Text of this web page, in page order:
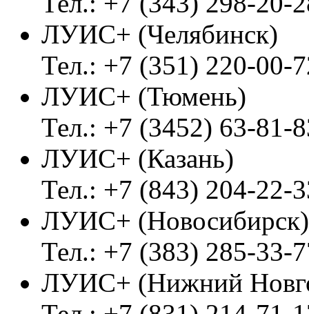
ЛУИС+ (Челябинск)
Тел.: +7 (351) 220-00-
ЛУИС+ (Тюмень)
Тел.: +7 (3452) 63-81-
ЛУИС+ (Казань)
Тел.: +7 (843) 204-22-
ЛУИС+ (Новосибирск)
Тел.: +7 (383) 285-33-
ЛУИС+ (Нижний